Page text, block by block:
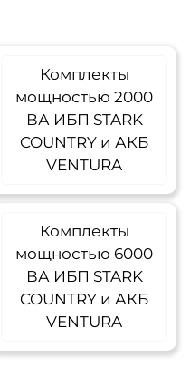
Комплекты
мощностью 2000
ВА ИБП STARK
COUNTRY и АКБ
VENTURA
Комплекты
мощностью 6000
ВА ИБП STARK
COUNTRY и АКБ
VENTURA